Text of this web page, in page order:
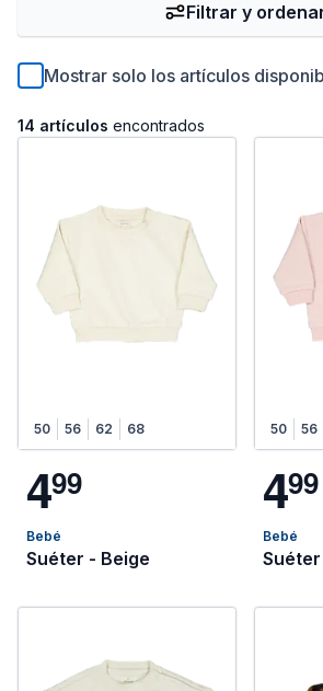
Mostrar solo los artículos
14 artículos encontrados
Filtrar y
50 56 62 68
499
Bebé
Suéter - Beige
50 56
499
Bebé
Suéter